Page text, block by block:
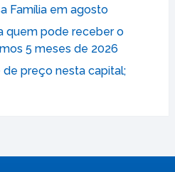
Família em agosto
quem pode receber o
5 meses de 2026
de preço nesta capital;